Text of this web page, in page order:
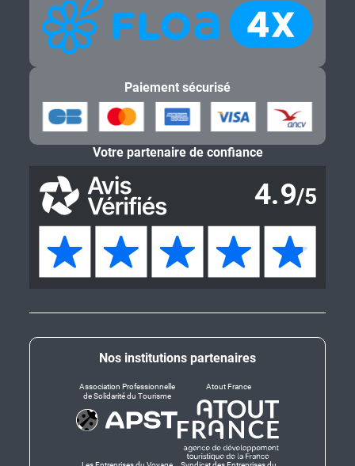
Nos institutions partenaires
Association Professionnelle
de Solidarité du Tourisme
Atout France
Paiement sécurisé
Votre partenaire de confiance